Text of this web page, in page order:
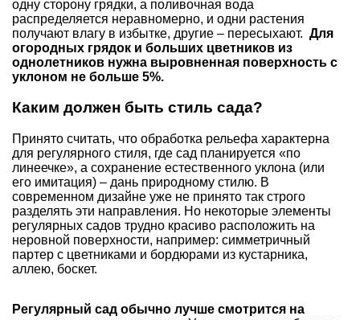
одну сторону грядки, а поливочная вода
распределяется неравномерно, и одни растения
получают влагу в избытке, другие – пересыхают. Для
огородных грядок и больших цветников из
однолетников нужна выровненная поверхность с
уклоном не больше 5%.
Каким должен быть стиль сада?
Принято считать, что обработка рельефа характерна
для регулярного стиля, где сад планируется «по
линеечке», а сохранение естественного уклона (или
его имитация) – дань природному стилю. В
современном дизайне уже не принято так строго
разделять эти направления. Но некоторые элементы
регулярных садов трудно красиво расположить на
неровной поверхности, например: симметричный
партер с цветниками и бордюрами из кустарника,
аллею, боскет.
Регулярный сад обычно лучше смотрится на